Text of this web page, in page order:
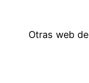
Otras web